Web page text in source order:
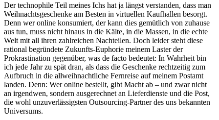
Der technophile Teil meines Ichs hat ja längst verstanden, dass man
Weihnachtsgeschenke am Besten in virtuellen Kaufhallen besorgt.
Denn wer online konsumiert, der kann dies gemütlich von zuhause
aus tun, muss nicht hinaus in die Kälte, in die Massen, in die echte
Welt mit all ihren zahlreichen Nachteilen. Doch leider steht diese
rational begründete Zukunfts-Euphorie meinem Laster der
Prokrastination gegenüber, was de facto bedeutet: In Wahrheit bin
ich jede Jahr zu spät dran, als dass die Geschenke rechtzeitig zum
Aufbruch in die allweihnachtliche Fernreise auf meinem Postamt
landen. Denn: Wer online bestellt, gibt Macht ab – und zwar nicht
an irgendwen, sondern ausgerechnet an Lieferdienste und die Post,
die wohl unzuverlässigsten Outsourcing-Partner des uns bekannten
Universums.